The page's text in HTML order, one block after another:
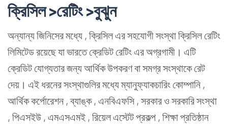
ক্রিসিল >রেটিং >বুঝুন
অন্যান্য জিনিসের মধ্যে , ক্রিসিল এর সহযোগী সংস্থা ক্রিসিল রেটিং
লিমিটেড রয়েছে যা ভারতে ক্রেডিট রেটিং এর অগ্রগামী। এটি
ক্রেডিট যোগ্যতার জন্য আর্থিক উপকরণ বা সমগ্র সংস্থাকে রেট
দেয়। এই ধরনের সংস্থাগুলির মধ্যে ম্যানুফ্যাকচারিং কোম্পানি ,
আর্থিক কর্পোরেশন , ব্যাঙ্ক , এনবিএফসি , সরকার ও সরকারি সংস্থা
, পিএসইউ , এমএসএমই , রিয়েল এস্টেট প্রকল্প , শিক্ষা প্রতিষ্ঠান